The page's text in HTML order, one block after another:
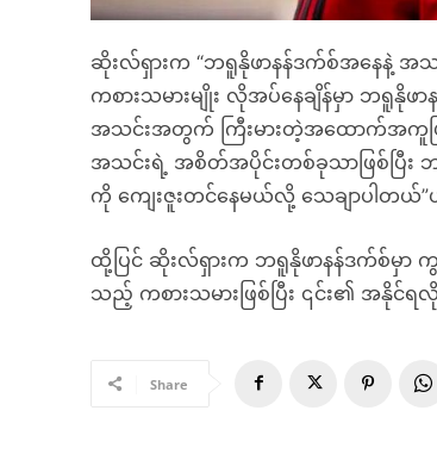
ဆိုးလ်ရှားက “ဘရူနိုဖာနန်ဒက်စ်အနေနဲ့
ကစားသမားမျိုး လိုအပ်နေချိန်မှာ ဘရူ
အသင်းအတွက် ကြီးမားတဲ့အထောက်အကူဖြ
အသင်းရဲ့ အစိတ်အပိုင်းတစ်ခုသာဖြစ်ပြီး
ကို ကျေးဇူးတင်နေမယ်လို့ သေချာပါတယ်”
ထို့ပြင် ဆိုးလ်ရှားက ဘရူနိုဖာနန်ဒက်စ်မှာ
သည့် ကစားသမားဖြစ်ပြီး ၎င်း၏ အနိုင်
Share